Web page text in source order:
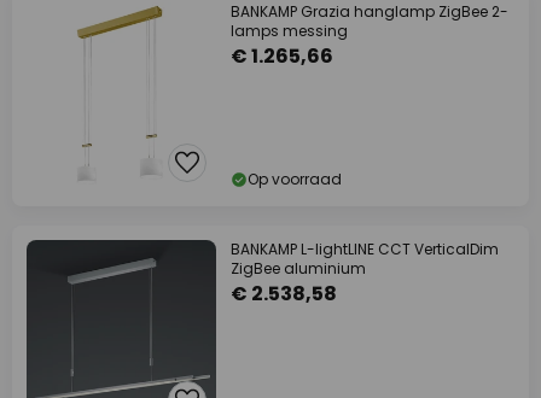
BANKAMP Grazia hanglamp ZigBee 2-
lamps messing
€ 1.265,66
Op voorraad
BANKAMP L-lightLINE CCT VerticalDim
ZigBee aluminium
€ 2.538,58